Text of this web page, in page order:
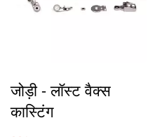
जोड़ी - लॉस्ट वैक्स
कास्टिंग